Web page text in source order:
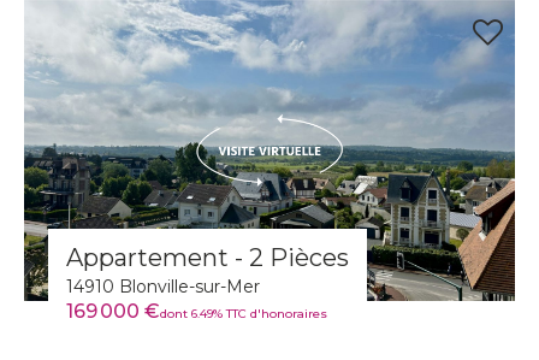
Appartement - 2 Pièces
14910 Blonville-sur-Mer
169 000 €dont 6.49% TTC d'honoraires